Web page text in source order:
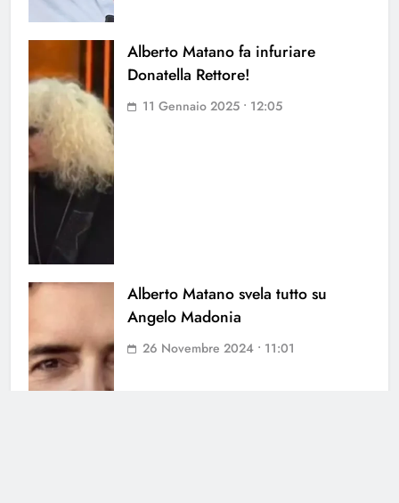
Alberto Matano fa infuriare
Donatella Rettore!
11 Gennaio 2025 • 12:05
Alberto Matano svela tutto su
Angelo Madonia
26 Novembre 2024 • 11:01